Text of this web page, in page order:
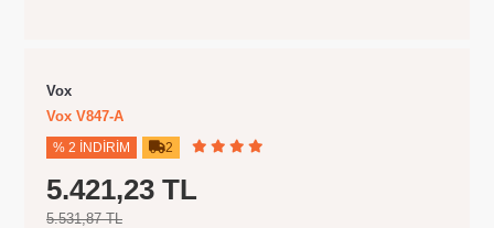
Vox
Vox V847-A
% 2 İNDIRIM 2
5.421,23 TL
5.531,87 TL